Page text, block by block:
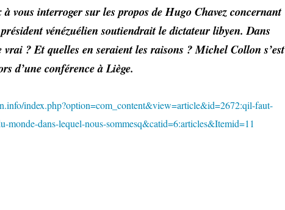
à vous interroger sur les propos de Hugo Chavez concernant
vénézuélien soutiendrait le dictateur libyen. Dans
vrai ? Et quelles en seraient les raisons ? Michel Collon s’est
d’une conférence à Liège.
index.php?option=com_content&view=article&id=2672:qil-faut-
monde-dans-lequel-nous-sommesq&catid=6:articles&Itemid=11